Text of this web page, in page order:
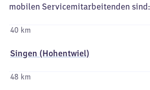
mobilen Servicemitarbeitenden sind:
40 km
Singen (Hohentwiel)
48 km